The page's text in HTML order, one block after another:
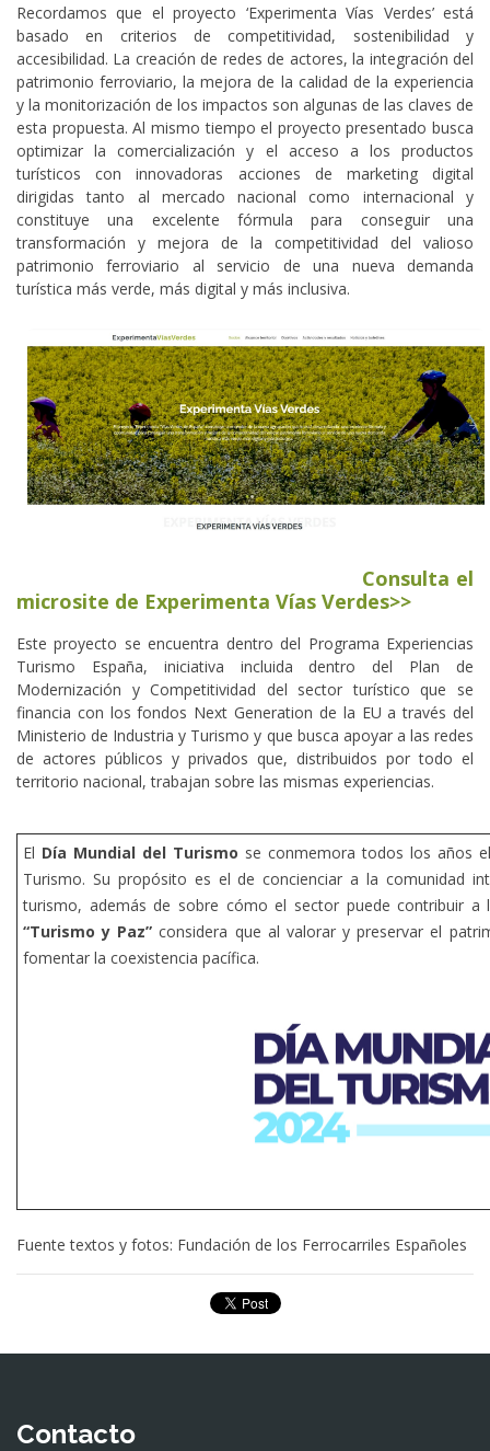
Recordamos que el proyecto ‘Experimenta Vías Verdes’ está
basado en criterios de competitividad, sostenibilidad y
accesibilidad. La creación de redes de actores, la integración del
patrimonio ferroviario, la mejora de la calidad de la experiencia
y la monitorización de los impactos son algunas de las claves de
esta propuesta. Al mismo tiempo el proyecto presentado busca
optimizar la comercialización y el acceso a los productos
turísticos con innovadoras acciones de marketing digital
dirigidas tanto al mercado nacional como internacional y
constituye una excelente fórmula para conseguir una
transformación y mejora de la competitividad del valioso
patrimonio ferroviario al servicio de una nueva demanda
turística más verde, más digital y más inclusiva.
Consulta el
microsite de Experimenta Vías Verdes>>
Este proyecto se encuentra dentro del Programa Experiencias
Turismo España, iniciativa incluida dentro del Plan de
Modernización y Competitividad del sector turístico que se
financia con los fondos Next Generation de la EU a través del
Ministerio de Industria y Turismo y que busca apoyar a las redes
de actores públicos y privados que, distribuidos por todo el
territorio nacional, trabajan sobre las mismas experiencias.
El Día Mundial del Turismo se conmemora todos los años
Turismo. Su propósito es el de concienciar a la comunidad
turismo, además de sobre cómo el sector puede contribuir
“Turismo y Paz”considera que al valorar y preservar el
fomentar la coexistencia pacífica.
Fuente textos y fotos: Fundación de los Ferrocarriles Españoles
Contacto